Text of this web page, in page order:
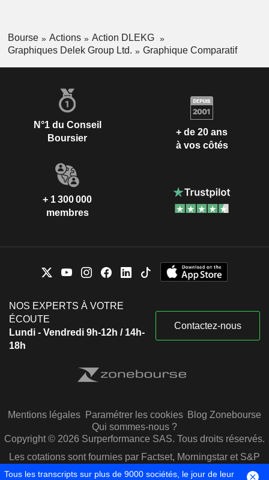
Bourse Actions
Action DLEKG
Graphiques Delek Group Ltd.
Graphique Comparatif
N°1 du Conseil
Boursier
+ de 20 ans
à vos côtés
+ 1 300 000
membres
NOS EXPERTS À VOTRE
ÉCOUTE
Lundi - Vendredi 9h-12h / 14h-
18h
Contactez-nous
Mentions légales Paramétrer les cookies Blog Zonebourse
Qui sommes-nous ?
Copyright © 2026 Surperformance SAS. Tous droits réservés.
Les cotations sont fournies par Factset, Morningstar et S&P
Capital IQ
Tous les transcripts sur plus de 9000 sociétés, le jour de leur